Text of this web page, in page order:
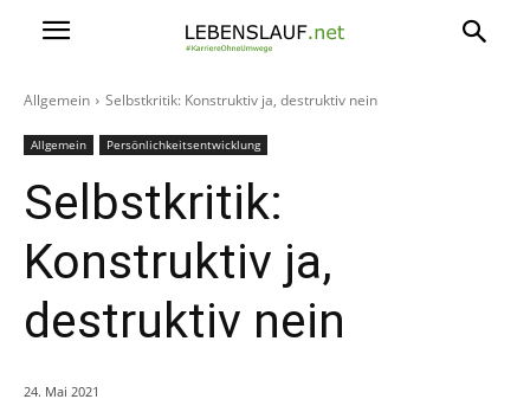
Allgemein Selbstkritik: Konstruktiv ja, destruktiv nein
Allgemein Persönlichkeitsentwicklung
Selbstkritik:
Konstruktiv ja,
destruktiv nein
24. Mai 2021